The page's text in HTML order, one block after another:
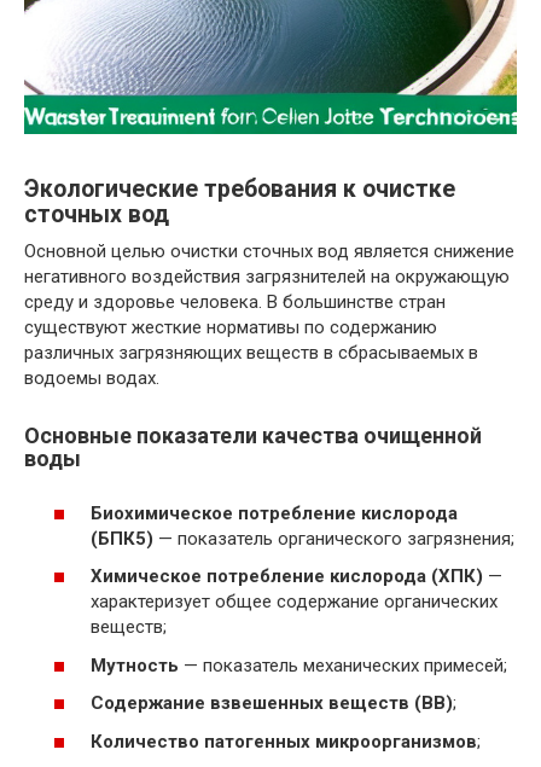
Экологические требования к очистке
сточных вод
Основной целью очистки сточных вод является снижение
негативного воздействия загрязнителей на окружающую
среду и здоровье человека. В большинстве стран
существуют жесткие нормативы по содержанию
различных загрязняющих веществ в сбрасываемых в
водоемы водах.
Основные показатели качества очищенной
воды
Биохимическое потребление кислорода
(БПК5) — показатель органического загрязнения;
Химическое потребление кислорода (ХПК) —
характеризует общее содержание органических
веществ;
Мутность — показатель механических примесей;
Содержание взвешенных веществ (ВВ);
Количество патогенных микроорганизмов;